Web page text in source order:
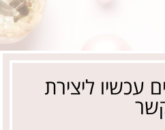
עכשיו ליצירת